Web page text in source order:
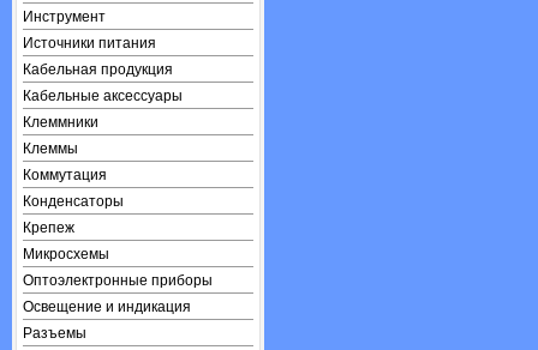
Инструмент
Источники питания
Кабельная продукция
Кабельные аксессуары
Клеммники
Клеммы
Коммутация
Конденсаторы
Крепеж
Микросхемы
Оптоэлектронные приборы
Освещение и индикация
Разъемы